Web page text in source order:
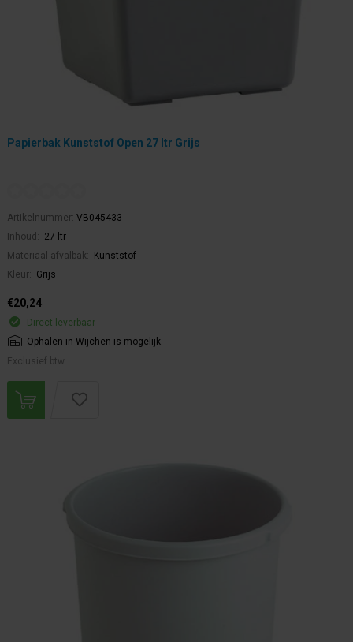
Papierbak Kunststof Open 27 ltr Grijs
Artikelnummer: VB045433
Inhoud:
27 ltr
Materiaal afvalbak:
Kunststof
Kleur:
Grijs
€20,24
Direct leverbaar
Ophalen in Wijchen is mogelijk.
Exclusief btw.